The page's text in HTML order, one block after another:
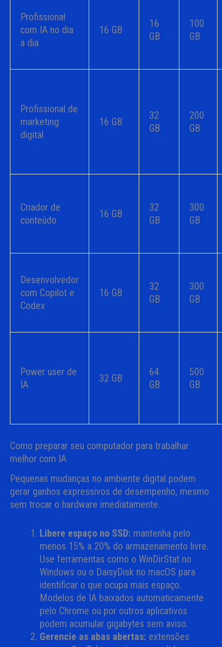
Profissional
com IA no dia
a dia
16 GB
16
GB
100
GB
Profissional de
marketing
digital
16 GB
32
GB
200
GB
Criador de
conteúdo
16 GB
32
GB
300
GB
Desenvolvedor
com Copilot e
Codex
16 GB
32
GB
300
GB
Power user de
IA
32 GB
64
GB
500
GB
Como preparar seu computador para trabalhar
melhor com IA
Pequenas mudanças no ambiente digital podem
gerar ganhos expressivos de desempenho, mesmo
sem trocar o hardware imediatamente.
Libere espaço no SSD: mantenha pelo
menos 15% a 20% do armazenamento livre.
Use ferramentas como o WinDirStat no
Windows ou o DaisyDisk no macOS para
identificar o que ocupa mais espaço.
Modelos de IA baixados automaticamente
pelo Chrome ou por outros aplicativos
podem acumular gigabytes sem aviso.
Gerencie as abas abertas: extensões